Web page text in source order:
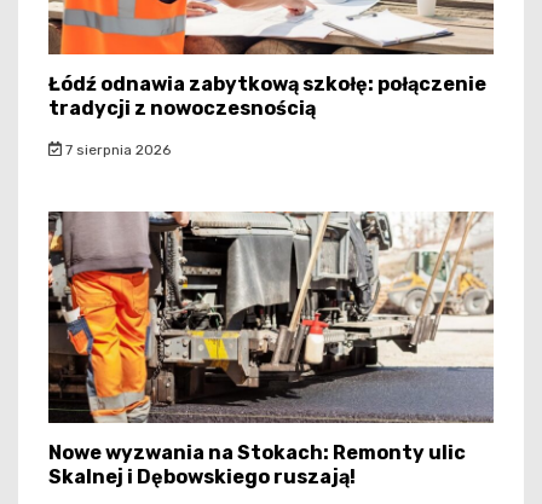
Łódź odnawia zabytkową szkołę: połączenie
tradycji z nowoczesnością
7 sierpnia 2026
Nowe wyzwania na Stokach: Remonty ulic
Skalnej i Dębowskiego ruszają!